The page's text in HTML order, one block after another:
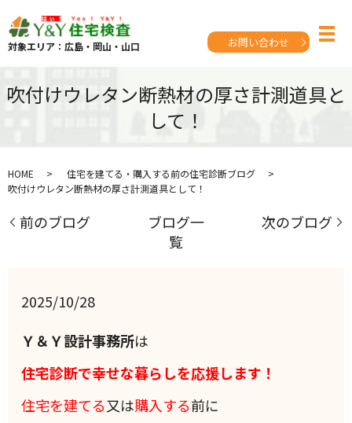
対象エリア：広島・岡山・山口 お問い合わせ
吹付けウレタン断熱材の厚さ計測道具と
して！
HOME
住宅を建てる・購入する前の住宅診断ブログ
吹付けウレタン断熱材の厚さ計測道具として！
前のブログ
ブログ一
覧
次のブログ
2025/10/28
Ｙ＆Ｙ設計事務所は
住宅診断で幸せな暮らしを応援します！
住宅を建てる又は購入する前に